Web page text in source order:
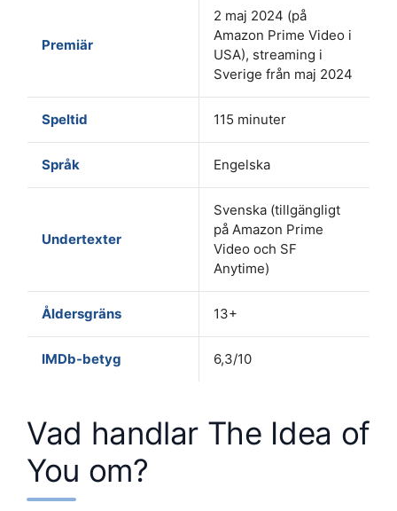
Premiär
2 maj 2024 (på
Amazon Prime Video i
USA), streaming i
Sverige från maj 2024
Speltid 115 minuter
Språk Engelska
Undertexter
Svenska (tillgängligt
på Amazon Prime
Video och SF
Anytime)
Åldersgräns 13+
IMDb-betyg 6,3/10
Vad handlar The Idea of
You om?